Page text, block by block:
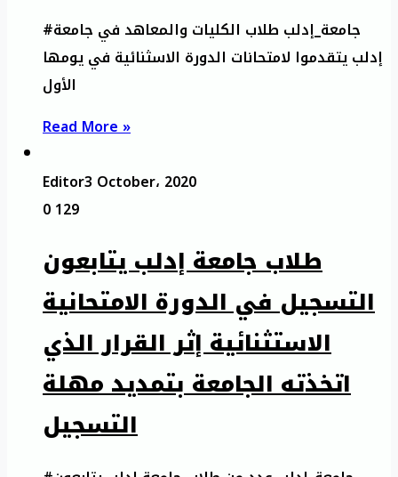
#جامعة_إدلب طلاب الكليات والمعاهد في جامعة
إدلب يتقدموا لامتحانات الدورة الاسثنائية في يومها
الأول
Read More »
Editor3 October، 2020
0129
طلاب جامعة إدلب يتابعون
التسجيل في الدورة الامتحانية
الاستثنائية إثر القرار الذي
اتخذته الجامعة بتمديد مهلة
التسجيل